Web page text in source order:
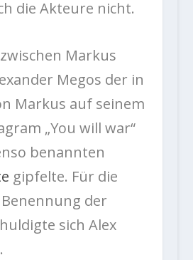
die Akteure nicht.
Markus
Megos der in
Markus auf seinem
„You will war“
benannten
gipfelte. Für die
der
sich Alex